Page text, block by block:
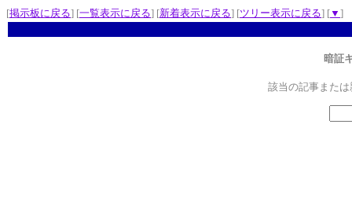
[掲示板に戻る] [一覧表示に戻る] [新着表示に戻る] [ツリー表示に戻る] [▼ ]
暗証
該当の記事また